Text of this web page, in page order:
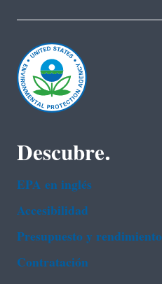
Descubre.
EPA en ingl‌és
Accesibilidad
Presupuesto y rendimiento
Contratación